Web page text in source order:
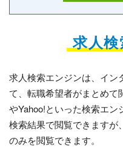
求人
求人検索エンジンは、イン
て、転職希望者がまとめて
やYahoo!といった検索エ
検索結果で閲覧できますが
のみを閲覧できます。